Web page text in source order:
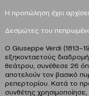
H προπώληση έχει αρχίσει.
Δεσμώτες του
Ο Giuseppe Verdi
εξηκονταετούς
θεάτρου, συνέθεσε 26
αποτελούν τον βασικό
ρεπερτορίου. Κατά το
συνθέτης